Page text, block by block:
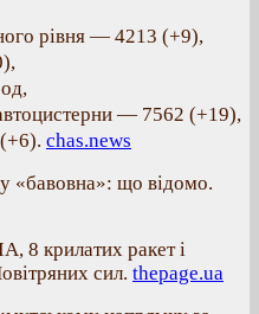
рівня — 4213 (+9),
— 7562 (+19),
chas.news
«бавовна»: що відомо.
8 крилатих ракет і
сил. thepage.ua